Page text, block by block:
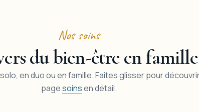
Nos soins
du bien-être en famille
en duo ou en famille. Faites glisser pour
pagesoinsen détail.